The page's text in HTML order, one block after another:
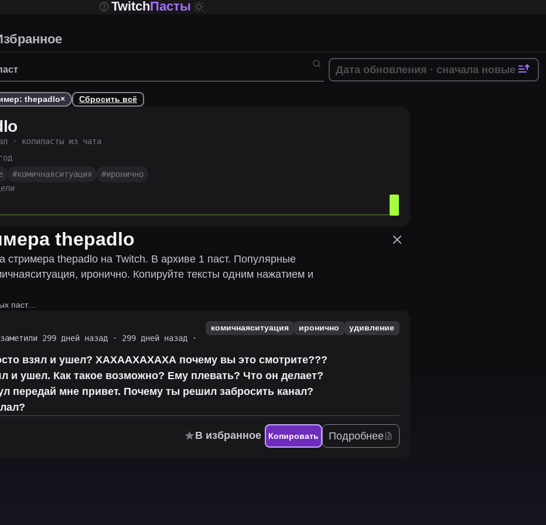
TwitchПасты
Дата обновления · сначала новые
thepadlo× Сбросить всё
· копипасты из чата
#комичнаяситуация #иронично
thepadlo
стримера thepadlo на Twitch. В архиве 1 паст. Популярные
иронично. Копируйте тексты одним нажатием и
паст…
299 дней назад · 299 дней назад ·
комичнаяситуация иронично удивление
взял и ушел? ХАХААХАХАХА почему вы это смотрите???
и ушел. Как такое возможно? Ему плевать? Что он делает?
передай мне привет. Почему ты решил забросить канал?
В избранное Копировать Подробнее